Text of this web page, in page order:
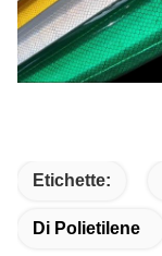
Etichette:
Di Polietilene